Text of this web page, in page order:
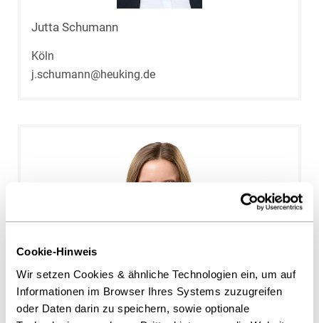
Cookie-Hinweis
Wir setzen Cookies & ähnliche Technologien ein, um auf
Informationen im Browser Ihres Systems zuzugreifen
oder Daten darin zu speichern, sowie optionale
Jutta Schumann
Köln
j.schumann@heuking.de
Isabel Barth